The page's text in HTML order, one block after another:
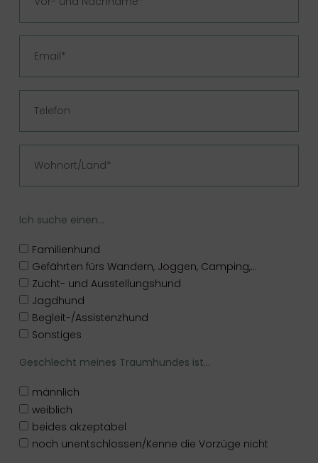
Ich suche einen...
Familienhund
Gefährten fürs Wandern, Joggen, Camping,...
Zucht- und Ausstellungshund
Jagdhund
Begleit-/Assistenzhund
Sonstiges
Geschlecht meines Traumhundes ist...
männlich
weiblich
beides akzeptabel
noch unentschlossen/Kenne die Vorzüge nicht